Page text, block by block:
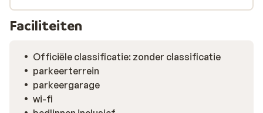
Faciliteiten
Officiële classificatie: zonder classificatie
parkeerterrein
parkeergarage
wi-fi